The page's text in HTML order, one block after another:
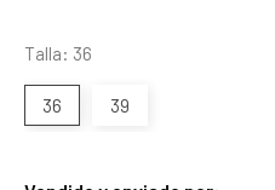
Talla: 36
36 39